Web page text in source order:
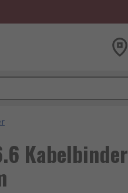
Kabelbinder